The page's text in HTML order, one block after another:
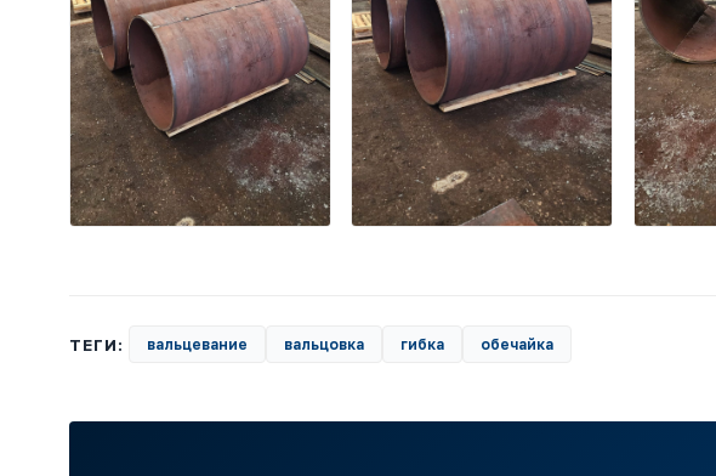
ТЕГИ: вальцевание вальцовка гибка обечайка